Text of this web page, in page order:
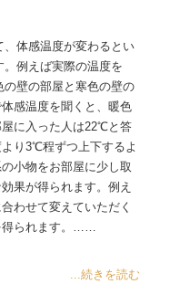
、体感温度が変わるとい
。例えば実際の温度を
壁の部屋と寒色の壁の
感温度を聞くと、暖色
に入った人は22℃と答
り3℃程ずつ上下するよ
小物をお部屋に少し取
果が得られます。例え
わせて変えていただく
得られます。……
...続きを読む